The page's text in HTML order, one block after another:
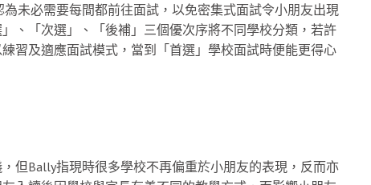
未必需要每間都前往面試，以免密集式面試令小朋友出現
、「次選」、「後補」三個優次序將不同學校分類，若許
習及適應面試模式，當到「首選」學校面試時便能更得心
但Bally指現時很多學校不再偏重於小朋友的表現，反而亦